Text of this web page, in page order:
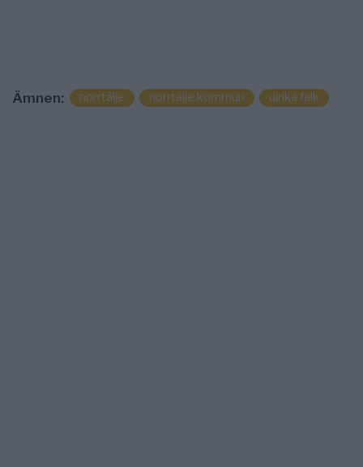
Ämnen: norrtälje norrtälje kommun ulrika falk